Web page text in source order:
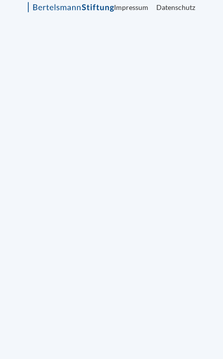
Impressum Datenschutz